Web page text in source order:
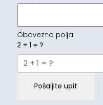
Obavezna polja.
2 + 1 = ?
Pošaljite upit